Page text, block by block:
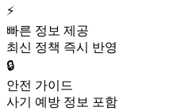
⚡
빠른 정보 제공
최신 정책 즉시 반영
🔒
안전 가이드
사기 예방 정보 포함